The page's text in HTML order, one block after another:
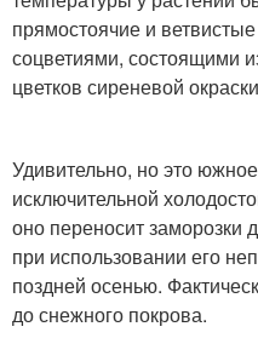
прямостоячие и
соцветиями, состоящими
цветков сиреневой
Удивительно, но это
исключительной
оно переносит заморозки
при использовании его
поздней осенью.
до снежного покрова.